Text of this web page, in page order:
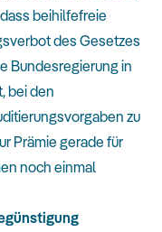
beihilfefreie
des Gesetzes
Bundesregierung in
bei den
zu
Prämie gerade für
noch einmal